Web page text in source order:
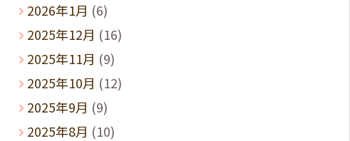
2026年1月 (6)
2025年12月 (16)
2025年11月 (9)
2025年10月 (12)
2025年9月 (9)
2025年8月 (10)